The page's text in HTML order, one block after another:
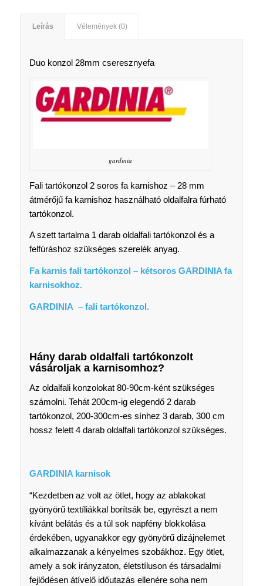
Leírás Vélemények (0)
Duo konzol 28mm cseresznyefa
gardinia
Fali tartókonzol 2 soros fa karnishoz – 28 mm
átmérőjű fa karnishoz használható oldalfalra fúrható
tartókonzol.
A szett tartalma 1 darab oldalfali tartókonzol és a
felfúráshoz szükséges szerelék anyag.
Fa karnis fali tartókonzol – kétsoros GARDINIA fa
karnisokhoz.
GARDINIA – fali tartókonzol.
Hány darab oldalfali tartókonzolt
vásároljak a karnisomhoz?
Az oldalfali konzolokat 80-90cm-ként szükséges
számolni. Tehát 200cm-ig elegendő 2 darab
tartókonzol, 200-300cm-es sínhez 3 darab, 300 cm
hossz felett 4 darab oldalfali tartókonzol szükséges.
GARDINIA karnisok
“Kezdetben az volt az ötlet, hogy az ablakokat
gyönyörű textíliákkal borítsák be, egyrészt a nem
kívánt belátás és a túl sok napfény blokkolása
érdekében, ugyanakkor egy gyönyörű dizájnelemet
alkalmazzanak a kényelmes szobákhoz. Egy ötlet,
amely a sok irányzaton, életstíluson és társadalmi
fejlődésen átívelő időutazás ellenére soha nem